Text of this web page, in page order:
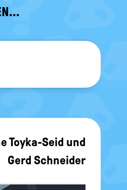
ein-/
Toyka-Seid und
Gerd Schneider